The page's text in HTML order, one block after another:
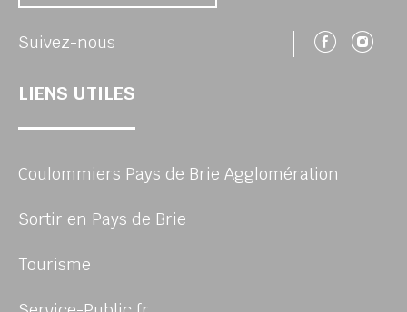
Suivez-nous
LIENS UTILES
Coulommiers Pays de Brie Agglomération
Sortir en Pays de Brie
Tourisme